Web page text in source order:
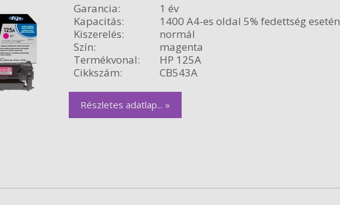
Garancia:
1 év
Kapacitás:
1400 A4-es oldal 5% fedettség esetén
Kiszerelés:
normál
Szín:
magenta
Termékvonal:
HP 125A
Cikkszám:
CB543A
Részletes adatlap... »